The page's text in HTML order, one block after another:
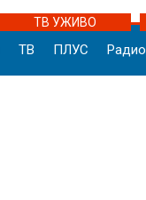
ТВ УЖИВО
ТВ ПЛУС Радио